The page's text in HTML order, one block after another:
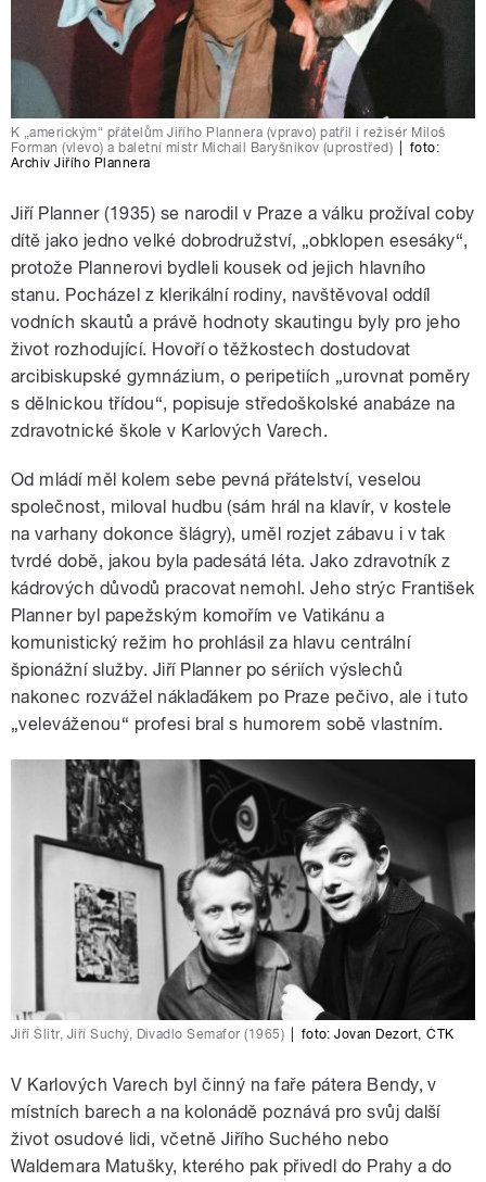
K „americkým“ přátelům Jiřího Plannera (vpravo) patřil i režisér Miloš
Forman (vlevo) a baletní mistr Michail Baryšnikov (uprostřed)
foto:
Archiv Jiřího Plannera
Jiří Planner (1935) se narodil v Praze a válku prožíval coby
dítě jako jedno velké dobrodružství, „obklopen esesáky“,
protože Plannerovi bydleli kousek od jejich hlavního
stanu. Pocházel z klerikální rodiny, navštěvoval oddíl
vodních skautů a právě hodnoty skautingu byly pro jeho
život rozhodující. Hovoří o těžkostech dostudovat
arcibiskupské gymnázium, o peripetiích „urovnat poměry
s dělnickou třídou“, popisuje středoškolské anabáze na
zdravotnické škole v Karlových Varech.
Od mládí měl kolem sebe pevná přátelství, veselou
společnost, miloval hudbu (sám hrál na klavír, v kostele
na varhany dokonce šlágry), uměl rozjet zábavu i v tak
tvrdé době, jakou byla padesátá léta. Jako zdravotník z
kádrových důvodů pracovat nemohl. Jeho strýc František
Planner byl papežským komořím ve Vatikánu a
komunistický režim ho prohlásil za hlavu centrální
špionážní služby. Jiří Planner po sériích výslechů
nakonec rozvážel náklaďákem po Praze pečivo, ale i tuto
„veleváženou“ profesi bral s humorem sobě vlastním.
Jiří Šlitr, Jiří Suchý, Divadlo Semafor (1965) foto:Jovan Dezort,ČTK
V Karlových Varech byl činný na faře pátera Bendy, v
místních barech a na kolonádě poznává pro svůj další
život osudové lidi, včetně Jiřího Suchého nebo
Waldemara Matušky, kterého pak přivedl do Prahy a do